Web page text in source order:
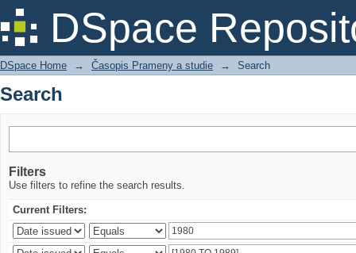
DSpace
Search
DSpace Home → Časopis Prameny a studie → Search
Search
Filters
Use filters to refine the search results.
Current Filters: